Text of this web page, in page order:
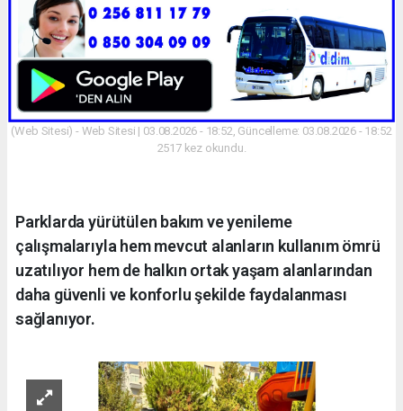
(Web Sitesi) - Web Sitesi | 03.08.2026 - 18:52, Güncelleme: 03.08.2026 - 18:52
2517 kez okundu.
Parklarda yürütülen bakım ve yenileme
çalışmalarıyla hem mevcut alanların kullanım ömrü
uzatılıyor hem de halkın ortak yaşam alanlarından
daha güvenli ve konforlu şekilde faydalanması
sağlanıyor.